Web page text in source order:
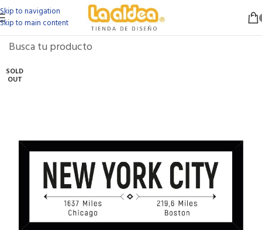
Skip to navigation
Skip to main content
SOLD
OUT